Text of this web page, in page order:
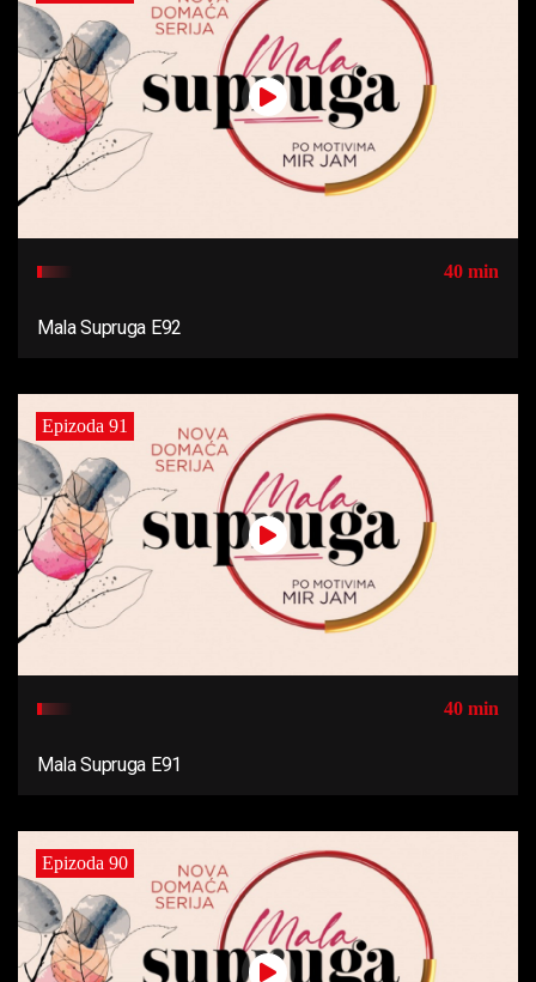
40 min
Mala Supruga E92
Epizoda 91
40 min
Mala Supruga E91
Epizoda 90